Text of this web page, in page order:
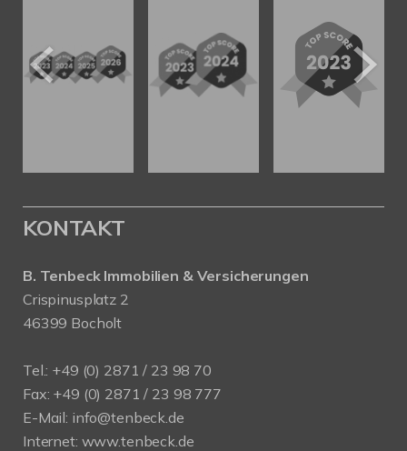
KONTAKT
B. Tenbeck Immobilien & Versicherungen
Crispinusplatz 2
46399 Bocholt
Tel.: +49 (0) 2871 / 23 98 70
Fax: +49 (0) 2871 / 23 98 777
E-Mail: info@tenbeck.de
Internet: www.tenbeck.de